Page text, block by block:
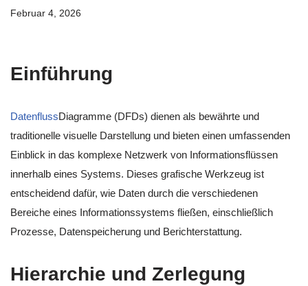
Februar 4, 2026
Einführung
DatenflussDiagramme (DFDs) dienen als bewährte und
traditionelle visuelle Darstellung und bieten einen umfassenden
Einblick in das komplexe Netzwerk von Informationsflüssen
innerhalb eines Systems. Dieses grafische Werkzeug ist
entscheidend dafür, wie Daten durch die verschiedenen
Bereiche eines Informationssystems fließen, einschließlich
Prozesse, Datenspeicherung und Berichterstattung.
Hierarchie und Zerlegung